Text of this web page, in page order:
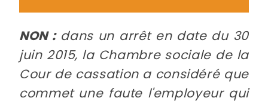
NON :dans un arrêt en date du 30
juin 2015, la Chambre sociale de la
Cour de cassation a considéré que
commet une faute l'employeur qui